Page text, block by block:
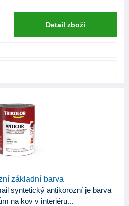
Detail zboží
základní barva
syntetický antikorozní je barva
na kov v interiéru...